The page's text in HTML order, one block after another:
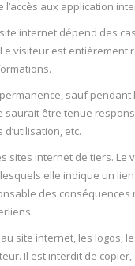
aux application
internet dépend des
visiteur est
sauf
être tenue
etc.
sites internet de tiers.
elle indique un
des
site internet, les logos,
Il est interdit de